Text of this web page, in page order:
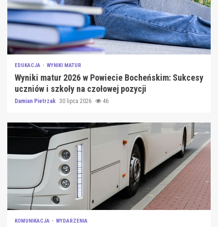
EDUKACJA WYNIKI MATUR
Wyniki matur 2026 w Powiecie Bocheńskim: Sukcesy
uczniów i szkoły na czołowej pozycji
Damian Pietrzak 30 lipca 2026 46
KOMUNIKACJA WYDARZENIA